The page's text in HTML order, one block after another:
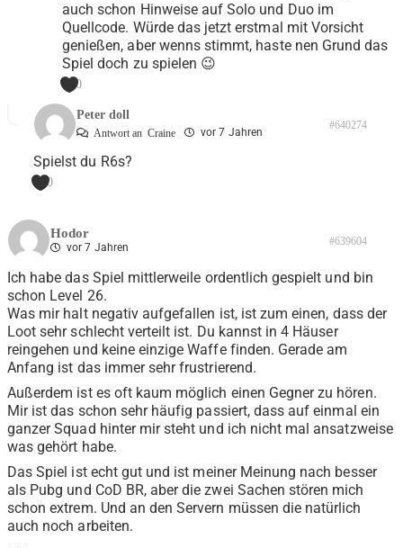
auch schon Hinweise auf Solo und Duo im
Quellcode. Würde das jetzt erstmal mit Vorsicht
genießen, aber wenns stimmt, haste nen Grund das
Spiel doch zu spielen 😉
0
Peter doll
Antwort an Craine vor 7 Jahren
#640274
Spielst du R6s?
0
Hodor
vor 7 Jahren #639604
Ich habe das Spiel mittlerweile ordentlich gespielt und bin
schon Level 26.
Was mir halt negativ aufgefallen ist, ist zum einen, dass der
Loot sehr schlecht verteilt ist. Du kannst in 4 Häuser
reingehen und keine einzige Waffe finden. Gerade am
Anfang ist das immer sehr frustrierend.
Außerdem ist es oft kaum möglich einen Gegner zu hören.
Mir ist das schon sehr häufig passiert, dass auf einmal ein
ganzer Squad hinter mir steht und ich nicht mal ansatzweise
was gehört habe.
Das Spiel ist echt gut und ist meiner Meinung nach besser
als Pubg und CoD BR, aber die zwei Sachen stören mich
schon extrem. Und an den Servern müssen die natürlich
auch noch arbeiten.